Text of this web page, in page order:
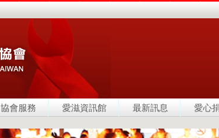
協會服務 愛滋資訊館 最新訊息 愛心